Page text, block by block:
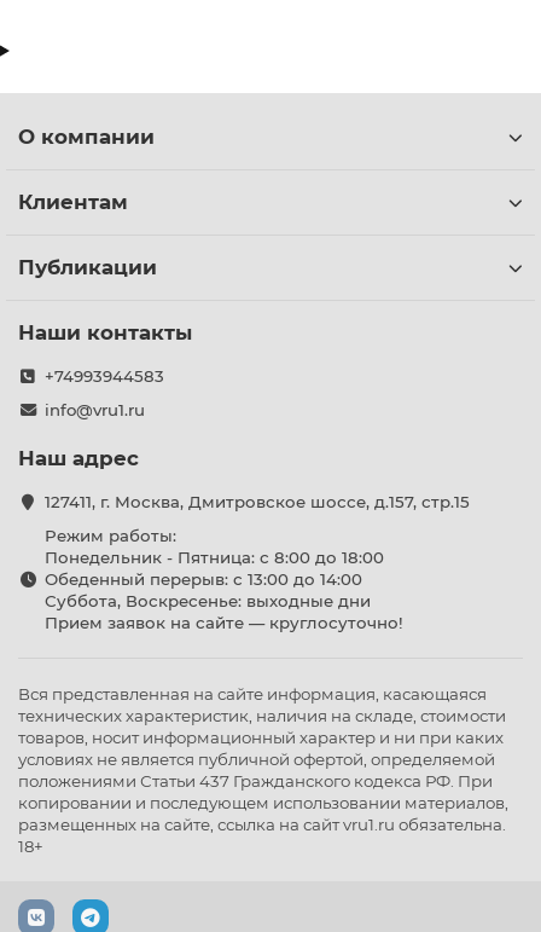
О компании
Клиентам
Публикации
Наши контакты
+74993944583
info@vru1.ru
Наш адрес
127411, г. Москва, Дмитровское шоссе, д.157, стр.15
Режим работы:
Понедельник - Пятница: с 8:00 до 18:00
Обеденный перерыв: с 13:00 до 14:00
Суббота, Воскресенье: выходные дни
Прием заявок на сайте — круглосуточно!
Вся представленная на сайте информация, касающаяся
технических характеристик, наличия на складе, стоимости
товаров, носит информационный характер и ни при каких
условиях не является публичной офертой, определяемой
положениями Статьи 437 Гражданского кодекса РФ. При
копировании и последующем использовании материалов,
размещенных на сайте, ссылка на сайт vru1.ru обязательна.
18+